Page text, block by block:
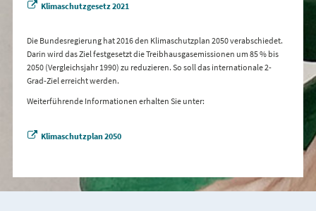
Klimaschutzgesetz 2021
Die Bundesregierung hat 2016 den Klimaschutzplan 2050 verabschiedet.
Darin wird das Ziel festgesetzt die Treibhausgasemissionen um 85 % bis
2050 (Vergleichsjahr 1990) zu reduzieren. So soll das internationale 2-
Grad-Ziel erreicht werden.
Weiterführende Informationen erhalten Sie unter:
Klimaschutzplan 2050